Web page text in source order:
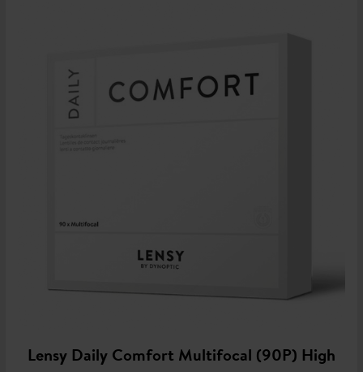
Lensy Daily Comfort Multifocal (90P) High